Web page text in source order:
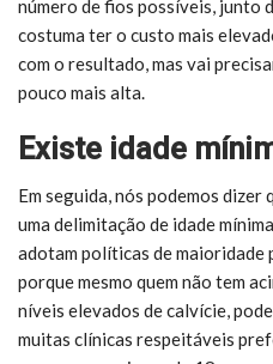
número de fios possíveis, junto
costuma ter o custo mais
com o resultado, mas vai
pouco mais alta.
Existe idade
Em seguida, nós podemos
uma delimitação de idade
adotam políticas de maioridade
porque mesmo quem não tem
níveis elevados de calvície,
muitas clínicas respeitáveis